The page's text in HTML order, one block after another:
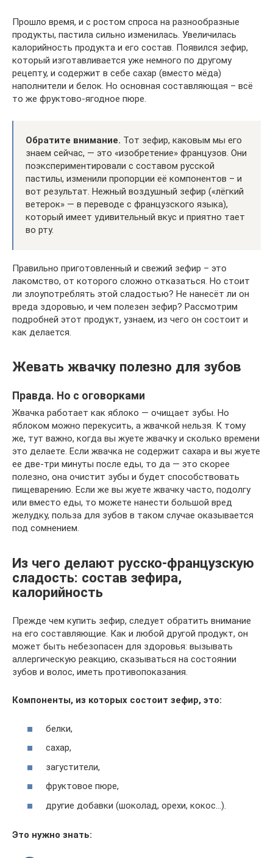
Прошло время, и с ростом спроса на разнообразные
продукты, пастила сильно изменилась. Увеличилась
калорийность продукта и его состав. Появился зефир,
который изготавливается уже немного по другому
рецепту, и содержит в себе сахар (вместо мёда)
наполнители и белок. Но основная составляющая – всё
то же фруктово-ягодное пюре.
Обратите внимание. Тот зефир, каковым мы его
знаем сейчас, — это «изобретение» французов. Они
поэкспериментировали с составом русской
пастилы, изменили пропорции её компонентов – и
вот результат. Нежный воздушный зефир («лёгкий
ветерок» — в переводе с французского языка),
который имеет удивительный вкус и приятно тает
во рту.
Правильно приготовленный и свежий зефир – это
лакомство, от которого сложно отказаться. Но стоит
ли злоупотреблять этой сладостью? Не нанесёт ли он
вреда здоровью, и чем полезен зефир? Рассмотрим
подробней этот продукт, узнаем, из чего он состоит и
как делается.
Жевать жвачку полезно для зубов
Правда. Но с оговорками
Жвачка работает как яблоко — очищает зубы. Но
яблоком можно перекусить, а жвачкой нельзя. К тому
же, тут важно, когда вы жуете жвачку и сколько времени
это делаете. Если жвачка не содержит сахара и вы жуете
ее две-три минуты после еды, то да — это скорее
полезно, она очистит зубы и будет способствовать
пищеварению. Если же вы жуете жвачку часто, подолгу
или вместо еды, то можете нанести большой вред
желудку, польза для зубов в таком случае оказывается
под сомнением.
Из чего делают русско-французскую
сладость: состав зефира,
калорийность
Прежде чем купить зефир, следует обратить внимание
на его составляющие. Как и любой другой продукт, он
может быть небезопасен для здоровья: вызывать
аллергическую реакцию, сказываться на состоянии
зубов и волос, иметь противопоказания.
Компоненты, из которых состоит зефир, это:
белки,
сахар,
загустители,
фруктовое пюре,
другие добавки (шоколад, орехи, кокос…).
Это нужно знать: